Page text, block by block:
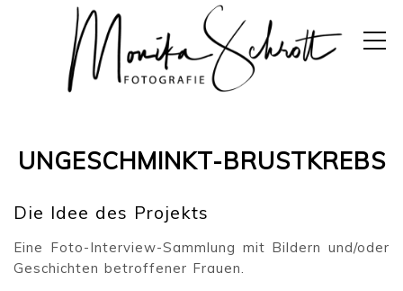
UNGESCHMINKT-BRUSTKREBS
Die Idee des Projekts
Eine Foto-Interview-Sammlung mit Bildern und/oder
Geschichten betroffener Frauen.